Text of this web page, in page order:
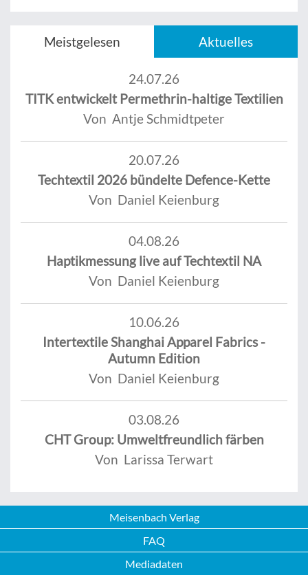
Meistgelesen Aktuelles
24.07.26
TITK entwickelt Permethrin-haltige Textilien
Von Antje Schmidtpeter
20.07.26
Techtextil 2026 bündelte Defence-Kette
Von Daniel Keienburg
04.08.26
Haptikmessung live auf Techtextil NA
Von Daniel Keienburg
10.06.26
Intertextile Shanghai Apparel Fabrics -
Autumn Edition
Von Daniel Keienburg
03.08.26
CHT Group: Umweltfreundlich färben
Von Larissa Terwart
Meisenbach Verlag
FAQ
Mediadaten